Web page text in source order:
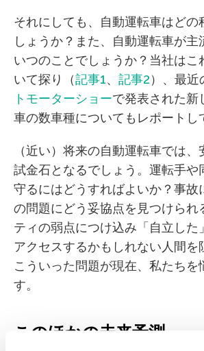
それにしても、自動運転車はどの
しょうか？また、自動運転車が主
いつのことでしょうか？当社はこ
いて探り（記事1、 記事2）、最近
トモーターショーで発表された新
車の数車種についてもレポートし
（近い）将来の自動運転車では
試金石となるでしょう。運転手や
守るにはどうすればよいか？事故
の問題にどう妥協点を見つけられ
ティの弱点につけ込み「自立した
アクセスするかもしれない人間を
こういった問題が現在、私たちを
す。
このほかの未来予測